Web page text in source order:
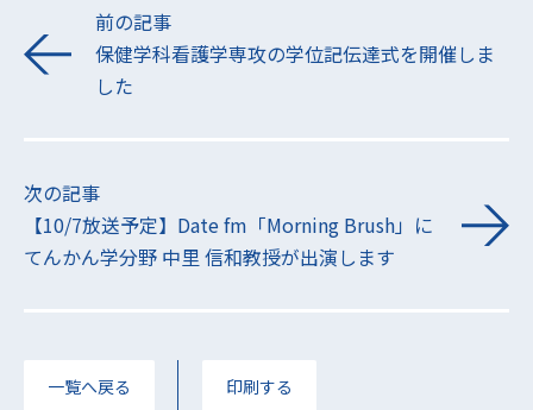
前の記事
保健学科看護学専攻の学位記伝達式を開催しま
した
次の記事
【10/7放送予定】Date fm「Morning Brush」に
てんかん学分野 中里 信和教授が出演します
一覧へ戻る 印刷する